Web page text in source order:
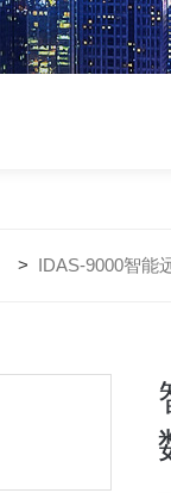
> IDAS-9000智能